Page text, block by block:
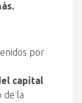
por
capital
de la